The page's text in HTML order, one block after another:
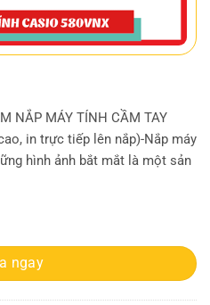
NẮP MÁY TÍNH CẦM TAY
in trực tiếp lên nắp)-Nắp máy
hình ảnh bắt mắt là một sản
160 số lượng
ngay